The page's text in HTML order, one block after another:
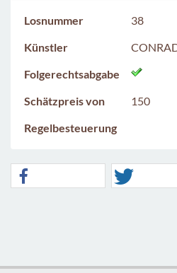
Losnummer
38
Künstler
Folgerechtsabgabe
Schätzpreis von
150
Regelbesteuerung